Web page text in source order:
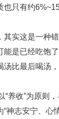
只有约
实这是一种
是已经吃饱
比最后喝汤
“养收”为原
神志安宁、